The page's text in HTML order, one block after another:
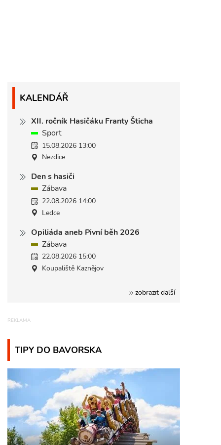
KALENDÁŘ
XII. ročník Hasičáku Franty Šticha
Sport
15.08.2026 13:00
Nezdice
Den s hasiči
Zábava
22.08.2026 14:00
Ledce
Opiliáda aneb Pivní běh 2026
Zábava
22.08.2026 15:00
Koupaliště Kaznějov
zobrazit další
TIPY DO BAVORSKA